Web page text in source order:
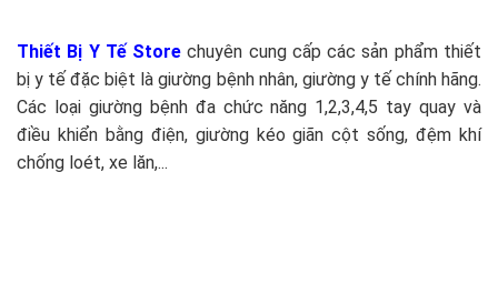
Thiết Bị Y Tế Store chuyên cung cấp các sản phẩm thiết
bị y tế đặc biệt là giường bệnh nhân, giường y tế chính hãng.
Các loại giường bệnh đa chức năng 1,2,3,4,5 tay quay và
điều khiển bằng điện, giường kéo giãn cột sống, đệm khí
chống loét, xe lăn,...